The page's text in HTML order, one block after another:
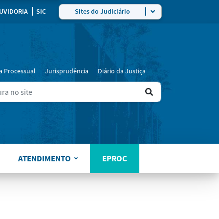
SIC Sites do Judiciário
Processual Jurisprudência Diário da Justiça
Ir
resultado
ATENDIMENTO EPROC